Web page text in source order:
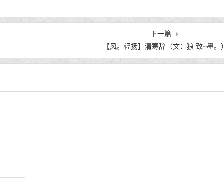
下一篇
【风。轻扬】清寒辞（文：狼 致~墨。）